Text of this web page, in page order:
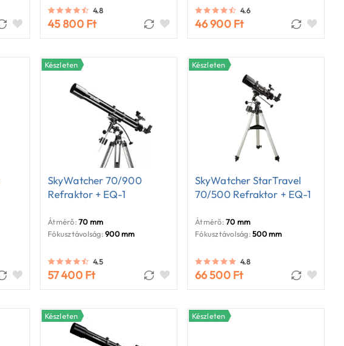
4.8
45 800 Ft
4.6
46 900 Ft
Készleten
SkyWatcher 70/900
Refraktor + EQ-1
Átmérő: 70 mm
Fókusztávolság: 900 mm
4.5
57 400 Ft
Készleten
SkyWatcher StarTravel
70/500 Refraktor + EQ-1
Átmérő: 70 mm
Fókusztávolság: 500 mm
4.8
66 500 Ft
Készleten Készleten